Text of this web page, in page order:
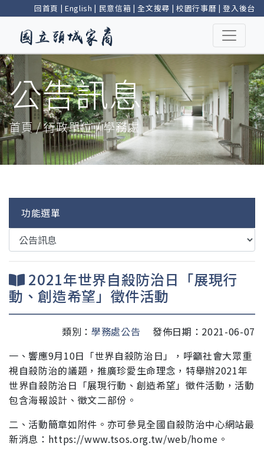
回首頁 | English | 民意信箱 |全文搜尋 | 校園行事曆 |登入後台
公告訊息
首頁 / 行政單位 / 學務處
功能選單
2021年世界自殺防治日「展現行
動、創造希望」徵件活動
類別： 學務處公告
發佈日期：2021-06-07
一、響應9月10日「世界自殺防治日」，呼籲社會大眾重
視自殺防治的議題，推廣珍愛生命理念，特舉辦2021年
世界自殺防治日「展現行動、創造希望」徵件活動，活動
包含海報設計、徵文二部份。
二、活動簡章如附件。亦可參見全國自殺防治中心網站最
新消息：https://www.tsos.org.tw/web/home。